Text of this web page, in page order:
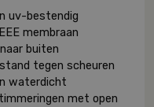
uv-bestendig
membraan
buiten
tegen scheuren
waterdicht
met open